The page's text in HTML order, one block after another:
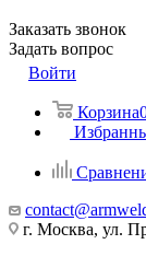
Заказать звонок
Задать вопрос
Войти
Корзина
г. Москва, ул.